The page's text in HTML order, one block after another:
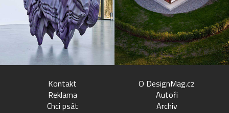
Kontakt
Reklama
Chci psát
O DesignMag.cz
Autoři
Archiv